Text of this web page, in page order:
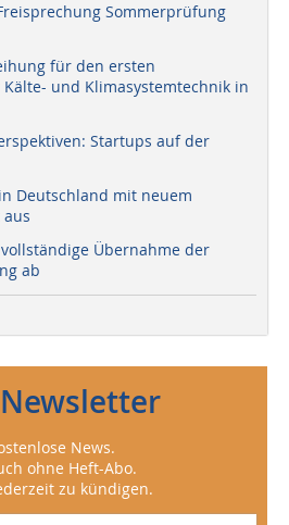
Sommerprüfung
für den ersten
und Klimasystemtechnik in
Startups auf der
Deutschland mit neuem
Übernahme der
ab
News.
ohne Heft-Abo.
zu kündigen.